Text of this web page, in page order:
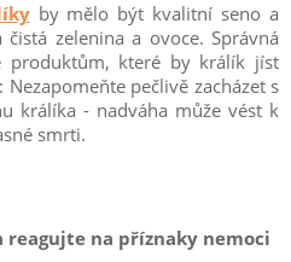
by mělo být kvalitní seno a
zelenina a ovoce. Správná
produktům, které by králík jíst
pečlivě zacházet s
králíka - nadváha může vést k
smrti.
reagujte na příznaky nemoci